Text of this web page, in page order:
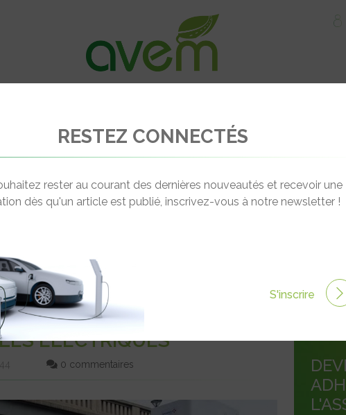
DES
INFRASTRUCTURES DE
ELECTRIQUES
0 commentaires
RESTEZ CONNECTÉS
rester au courant des dernières nouveautés et recevoir une
dès qu'un article est publié, inscrivez-vous à notre newsletter !
S'inscrire